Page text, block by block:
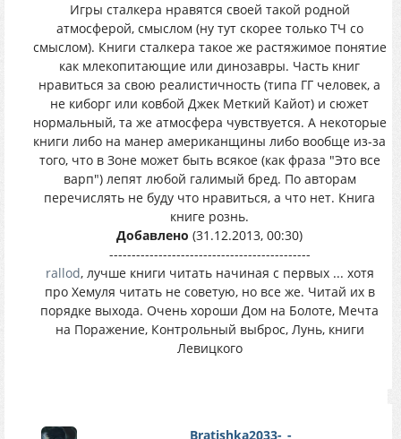
Игры сталкера нравятся своей такой родной
атмосферой, смыслом (ну тут скорее только ТЧ со
смыслом). Книги сталкера такое же растяжимое понятие
как млекопитающие или динозавры. Часть книг
нравиться за свою реалистичность (типа ГГ человек, а
не киборг или ковбой Джек Меткий Кайот) и сюжет
нормальный, та же атмосфера чувствуется. А некоторые
книги либо на манер американщины либо вообще из-за
того, что в Зоне может быть всякое (как фраза "Это все
варп") лепят любой галимый бред. По авторам
перечислять не буду что нравиться, а что нет. Книга
книге рознь.
Добавлено (31.12.2013, 00:30)
---------------------------------------------
rallod, лучше книги читать начиная с первых ... хотя
про Хемуля читать не советую, но все же. Читай их в
порядке выхода. Очень хороши Дом на Болоте, Мечта
на Поражение, Контрольный выброс, Лунь, книги
Левицкого
Bratishka2033-_-